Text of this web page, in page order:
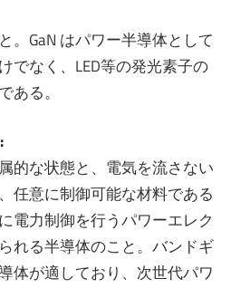
。GaN はパワー半導体として
でなく、LED等の発光素子の
ある。
的な状態と、電気を流さない
任意に制御可能な材料である
電力制御を行うパワーエレク
れる半導体のこと。バンドギ
体が適しており、次世代パワ